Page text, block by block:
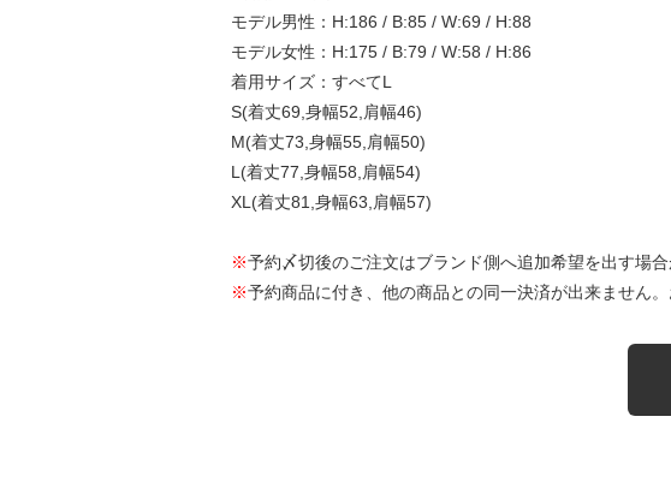
モデル男性：H:186 / B:85 / W:69 / H:88
モデル女性：H:175 / B:79 / W:58 / H:86
着用サイズ：すべてL
S(着丈69,身幅52,肩幅46)
M(着丈73,身幅55,肩幅50)
L(着丈77,身幅58,肩幅54)
XL(着丈81,身幅63,肩幅57)
※予約〆切後のご注文はブランド側へ追加希望を出す場
※予約商品に付き、他の商品との同一決済が出来ません